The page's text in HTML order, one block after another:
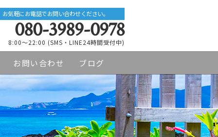
お気軽にお電話でお問い合わせください。
080-3989-0978
8:00～22:00 (SMS・LINE24時間受付中)
お問い合わせ ブログ